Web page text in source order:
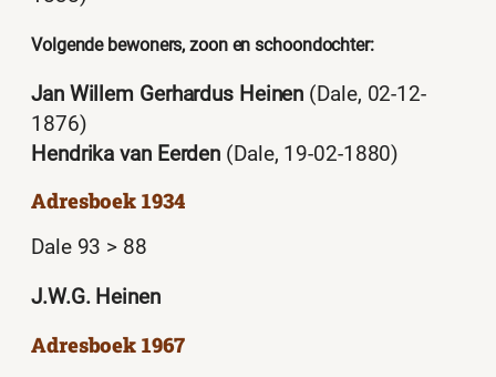
Volgende bewoners, zoon en schoondochter:
Jan Willem Gerhardus Heinen (Dale, 02-12-
1876)
Hendrika van Eerden (Dale, 19-02-1880)
Adresboek 1934
Dale 93 > 88
J.W.G. Heinen
Adresboek 1967